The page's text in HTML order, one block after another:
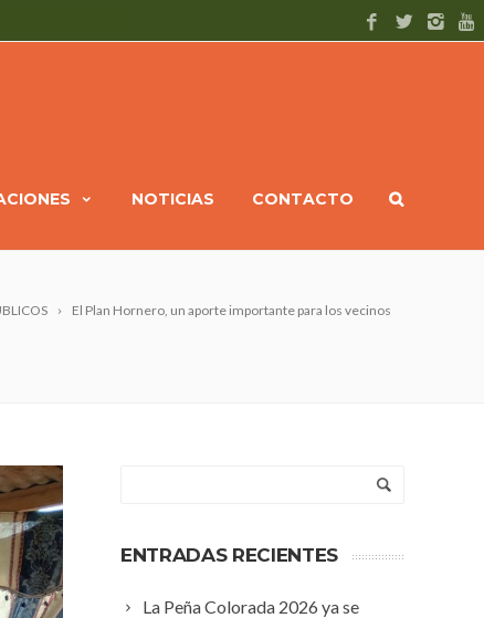
NOTICIAS CONTACTO
El Plan Hornero, un aporte importante para los vecinos
ENTRADAS RECIENTES
La Peña Colorada 2026 ya se